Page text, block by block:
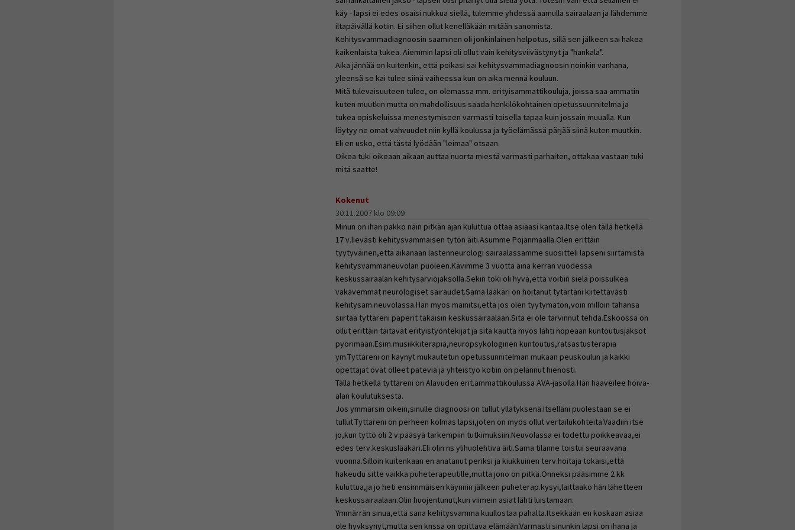
käy - lapsi ei edes osaisi nukkua siellä, tulemme yhdessä aamulla sairaalaan ja lähdemme
iltapäivällä kotiin. Ei siihen ollut kenelläkään mitään sanomista.
Kehitysvammadiagnoosin saaminen oli jonkinlainen helpotus, sillä sen jälkeen sai hakea
kaikenlaista tukea. Aiemmin lapsi oli ollut vain kehitysviivästynyt ja "hankala".
Aika jännää on kuitenkin, että poikasi sai kehitysvammadiagnoosin noinkin vanhana,
yleensä se kai tulee siinä vaiheessa kun on aika mennä kouluun.
Mitä tulevaisuuteen tulee, on olemassa mm. erityisammattikouluja, joissa saa ammatin
kuten muutkin mutta on mahdollisuus saada henkilökohtainen opetussuunnitelma ja
tukea opiskeluissa menestymiseen varmasti toisella tapaa kuin jossain muualla. Kun
löytyy ne omat vahvuudet niin kyllä koulussa ja työelämässä pärjää siinä kuten muutkin.
Eli en usko, että tästä lyödään "leimaa" otsaan.
Oikea tuki oikeaan aikaan auttaa nuorta miestä varmasti parhaiten, ottakaa vastaan tuki
mitä saatte!
Kokenut
30.11.2007 klo 09:09
Minun on ihan pakko näin pitkän ajan kuluttua ottaa asiaasi kantaa.Itse olen tällä hetkellä
17 v.lievästi kehitysvammaisen tytön äiti.Asumme Pojanmaalla.Olen erittäin
tyytyväinen,että aikanaan lastenneurologi sairaalassamme suositteli lapseni siirtämistä
kehitysvammaneuvolan puoleen.Kävimme 3 vuotta aina kerran vuodessa
keskussairaalan kehitysarviojaksolla.Sekin toki oli hyvä,että voitiin sielä poissulkea
vakavemmat neurologiset sairaudet.Sama lääkäri on hoitanut tytärtäni kiitettävästi
kehitysam.neuvolassa.Hän myös mainitsi,että jos olen tyytymätön,voin milloin tahansa
siirtää tyttäreni paperit takaisin keskussairaalaan.Sitä ei ole tarvinnut tehdä.Eskoossa on
ollut erittäin taitavat erityistyöntekijät ja sitä kautta myös lähti nopeaan kuntoutusjaksot
pyörimään.Esim.musiikkiterapia,neuropsykologinen kuntoutus,ratsastusterapia
ym.Tyttäreni on käynyt mukautetun opetussunnitelman mukaan peuskoulun ja kaikki
opettajat ovat olleet päteviä ja yhteistyö kotiin on pelannut hienosti.
Tällä hetkellä tyttäreni on Alavuden erit.ammattikoulussa AVA-jasolla.Hän haaveilee hoiva-
alan koulutuksesta.
Jos ymmärsin oikein,sinulle diagnoosi on tullut yllätyksenä.Itselläni puolestaan se ei
tullut.Tyttäreni on perheen kolmas lapsi,joten on myös ollut vertailukohteita.Vaadiin itse
jo,kun tyttö oli 2 v.pääsyä tarkempiin tutkimuksiin.Neuvolassa ei todettu poikkeavaa,ei
edes terv.keskuslääkäri.Eli olin ns ylihuolehtiva äiti.Sama tilanne toistui seuraavana
vuonna.Silloin kuitenkaan en anatanut periksi ja kiukkuinen terv.hoitaja tokaisi,että
hakeudu sitte vaikka puheterapeutille,mutta jono on pitkä.Onneksi pääsimme 2 kk
kuluttua,ja jo heti ensimmäisen käynnin jälkeen puheterap.kysyi,laittaako hän lähetteen
keskussairaalaan.Olin huojentunut,kun viimein asiat lähti luistamaan.
Ymmärrän sinua,että sana kehitysvamma kuullostaa pahalta.Itsekkään en koskaan asiaa
ole hyvksynyt,mutta sen knssa on opittava elämään.Varmasti sinunkin lapsi on ihana ja